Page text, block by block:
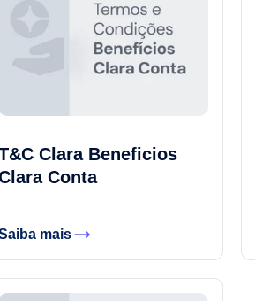
Clara Beneficios
Conta
mais